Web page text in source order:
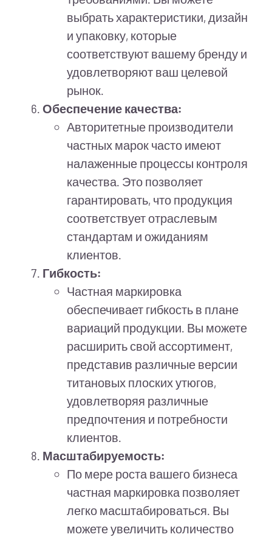
выбрать характеристики, дизайн
и упаковку, которые
соответствуют вашему бренду и
удовлетворяют ваш целевой
рынок.
Обеспечение качества:
Авторитетные производители
частных марок часто имеют
налаженные процессы контроля
качества. Это позволяет
гарантировать, что продукция
соответствует отраслевым
стандартам и ожиданиям
клиентов.
Гибкость:
Частная маркировка
обеспечивает гибкость в плане
вариаций продукции. Вы можете
расширить свой ассортимент,
представив различные версии
титановых плоских утюгов,
удовлетворяя различные
предпочтения и потребности
клиентов.
Масштабируемость:
По мере роста вашего бизнеса
частная маркировка позволяет
легко масштабироваться. Вы
можете увеличить количество